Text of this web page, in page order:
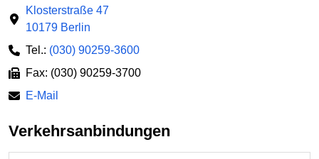
Klosterstraße 47
10179 Berlin
Tel.: (030) 90259-3600
Fax: (030) 90259-3700
E-Mail
Verkehrsanbindungen